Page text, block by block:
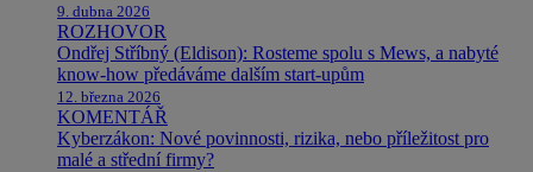
9. dubna 2026
ROZHOVOR
Ondřej Stříbný (Eldison): Rosteme spolu s Mews, a nabyté
know-how předáváme dalším start-upům
12. března 2026
KOMENTÁŘ
Kyberzákon: Nové povinnosti, rizika, nebo příležitost pro
malé a střední firmy?